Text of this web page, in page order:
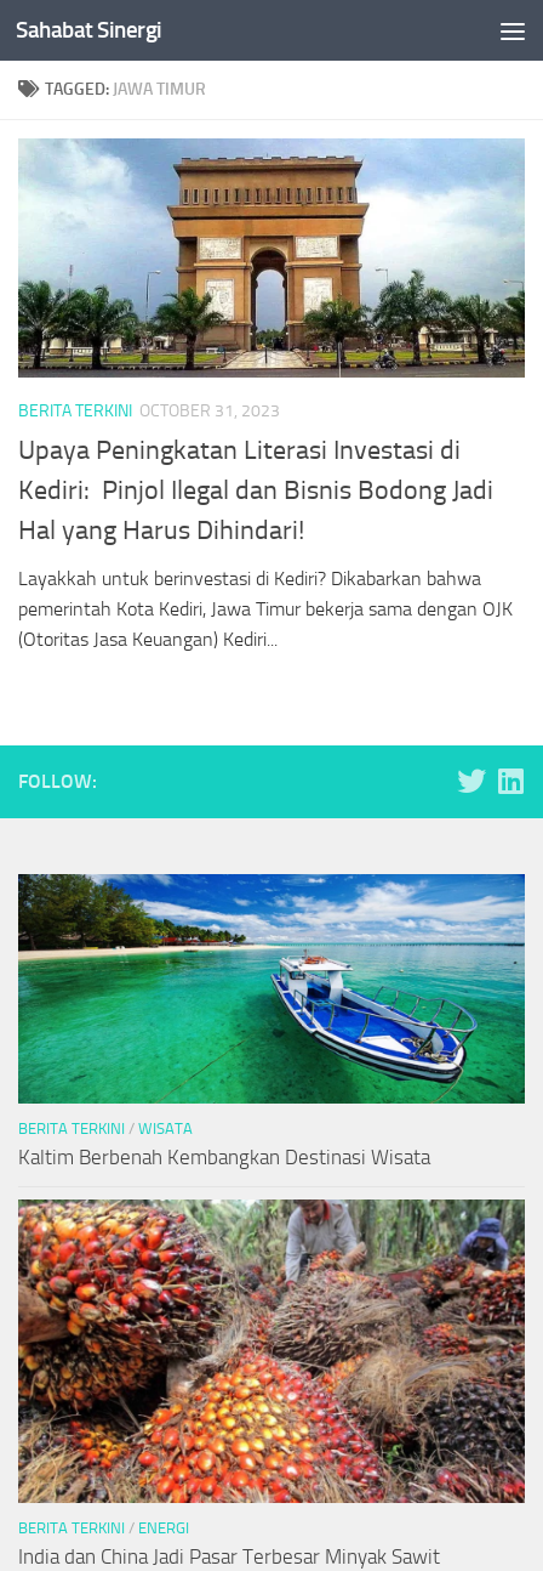
Skip to content
Sahabat Sinergi
TAGGED: JAWA TIMUR
BERITA TERKINI OCTOBER 31, 2023
Upaya Peningkatan Literasi Investasi di
Kediri: Pinjol Ilegal dan Bisnis Bodong Jadi
Hal yang Harus Dihindari!
Layakkah untuk berinvestasi di Kediri? Dikabarkan bahwa
pemerintah Kota Kediri, Jawa Timur bekerja sama dengan OJK
(Otoritas Jasa Keuangan) Kediri...
FOLLOW:
BERITA TERKINI / WISATA
Kaltim Berbenah Kembangkan Destinasi Wisata
BERITA TERKINI / ENERGI
India dan China Jadi Pasar Terbesar Minyak Sawit